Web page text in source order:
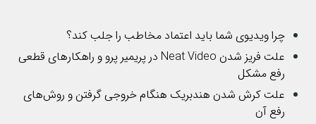
چرا ویدیوی شما باید اعتماد مخاطب را جلب کند؟
علت فریز شدن Neat Video در پریمیر پرو و راهکارهای قطعی
رفع مشکل
علت کرش شدن هندبریک هنگام خروجی گرفتن و روش‌های
رفع آن